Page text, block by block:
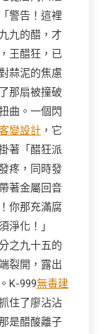
警告！這裡
九的醋，才
王醋狂，已
蒜泥的焦慮
那扇被撞破
曲。一個閃
變設計 ，它
著「醋狂派
疼，同時發
著金屬回音
你那充滿腐
淨化！」
之九十五的
裂開，露出
K-999無毒建
住了廖沾沾
是醋酸離子